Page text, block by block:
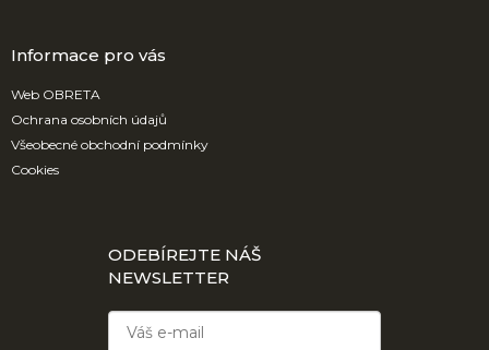
Informace pro vás
Web OBRETA
Ochrana osobních údajů
Všeobecné obchodní podmínky
Cookies
ODEBÍREJTE NÁŠ
NEWSLETTER